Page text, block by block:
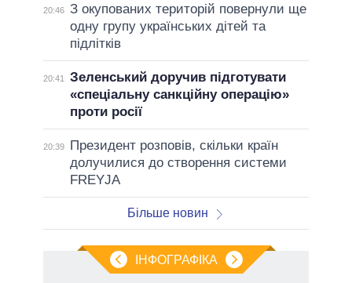
20:46 З окупованих територій повернули ще
одну групу українських дітей та
підлітків
20:41
Зеленський доручив підготувати
«спеціальну санкційну операцію»
проти росії
20:39
Президент розповів, скільки країн
долучилися до створення системи
FREYJA
Більше новин
ІНФОГРАФІКА